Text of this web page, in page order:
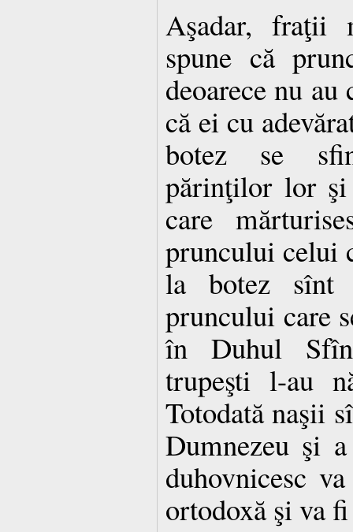
Aşadar, fraţii
spune că
deoarece nu
că ei cu
botez se
părinţilor lor
care
pruncului celui
la botez sînt
pruncului care
în Duhul
trupeşti l-au
Totodată naşii
Dumnezeu şi
duhovnicesc
ortodoxă şi va